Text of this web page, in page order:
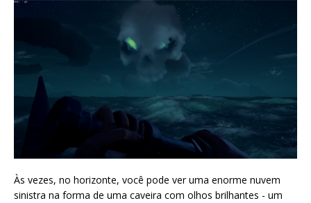
Às vezes, no horizonte, você pode ver uma enorme nuvem
sinistra na forma de uma caveira com olhos brilhantes - um